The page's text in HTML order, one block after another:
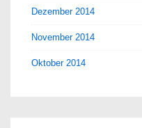
Dezember 2014
November 2014
Oktober 2014